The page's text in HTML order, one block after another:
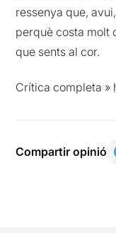
ressenya que,
perquè costa molt
que sents al cor.
Crítica completa »
Compartir opinió